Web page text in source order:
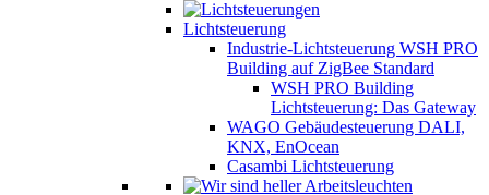
Lichtsteuerung
Industrie-Lichtsteuerung WSH PRO
Building auf ZigBee Standard
WSH PRO Building
Lichtsteuerung: Das Gateway
WAGO Gebäudesteuerung DALI,
KNX, EnOcean
Casambi Lichtsteuerung